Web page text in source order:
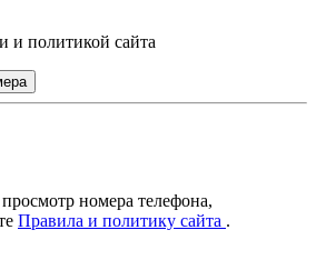
и политикой сайта
номера телефона,
Правила и политику сайта .